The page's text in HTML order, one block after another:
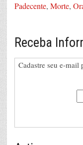
Padecente, Morte,
Receba
Cadastre seu e-mail